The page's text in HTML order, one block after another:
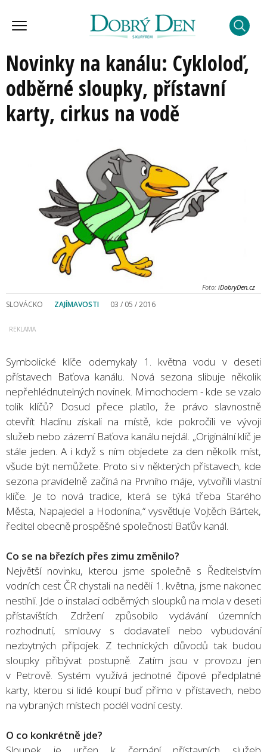
Novinky na kanálu: Cykloloď,
odběrné sloupky, přístavní
karty, cirkus na vodě
Foto: iDobryDen.cz
SLOVÁCKO ZAJÍMAVOSTI 03 / 05 / 2016
Symbolické klíče odemykaly 1. května vodu v deseti
přístavech Baťova kanálu. Nová sezona slibuje několik
nepřehlédnutelných novinek. Mimochodem - kde se vzalo
tolik klíčů? Dosud přece platilo, že právo slavnostně
otevřít hladinu získali na místě, kde pokročili ve vývoji
služeb nebo zázemí Baťova kanálu nejdál. „Originální klíč je
stále jeden. A i když s ním objedete za den několik míst,
všude být nemůžete. Proto si v některých přístavech, kde
sezona pravidelně začíná na Prvního máje, vytvořili vlastní
klíče. Je to nová tradice, která se týká třeba Starého
Města, Napajedel a Hodonína,“ vysvětluje Vojtěch Bártek,
ředitel obecně prospěšné společnosti Baťův kanál.
Co se na březích přes zimu změnilo?
Největší novinku, kterou jsme společně s Ředitelstvím
vodních cest ČR chystali na neděli 1. května, jsme nakonec
nestihli. Jde o instalaci odběrných sloupků na mola v deseti
přístavištích. Zdržení způsobilo vydávání územních
rozhodnutí, smlouvy s dodavateli nebo vybudování
nezbytných přípojek. Z technických důvodů tak budou
sloupky přibývat postupně. Zatím jsou v provozu jen
v Petrově. Systém využívá jednotné čipové předplatné
karty, kterou si lidé koupí buď přímo v přístavech, nebo
na vybraných místech podél vodní cesty.
O co konkrétně jde?